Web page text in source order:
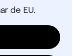
de EU.